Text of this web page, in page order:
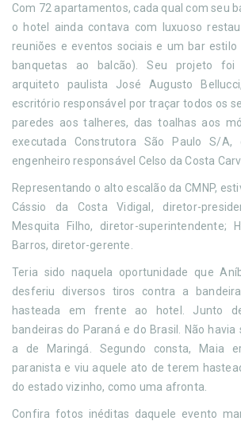
Com 72 apartamentos, cada qual com seu
o hotel ainda contava com luxuoso
reuniões e eventos sociais e um bar estilo
banquetas ao balcão). Seu projeto foi
arquiteto paulista José Augusto
escritório responsável por traçar todos os
paredes aos talheres, das toalhas aos
executada Construtora São Paulo S/
engenheiro responsável Celso da Costa
Representando o alto escalão da CMNP,
Cássio da Costa Vidigal, diretor-
Mesquita Filho, diretor-superintendente;
Barros, diretor-gerente.
Teria sido naquela oportunidade que
desferiu diversos tiros contra a
hasteada em frente ao hotel. Junto
bandeiras do Paraná e do Brasil. Não havia
a de Maringá. Segundo consta, Maia
paranista e viu aquele ato de terem
do estado vizinho, como uma afronta.
Confira fotos inéditas daquele evento